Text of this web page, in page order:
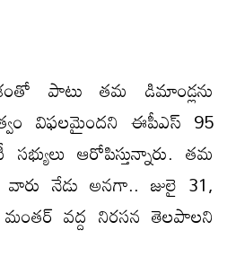
పాటు తమ డిమాండ్లను
విఫలమైందని ఈపీఎస్ 95
ఆరోపిస్తున్నారు. తమ
నేడు అనగా.. జులై 31,
వద్ద నిరసన తెలపాలని